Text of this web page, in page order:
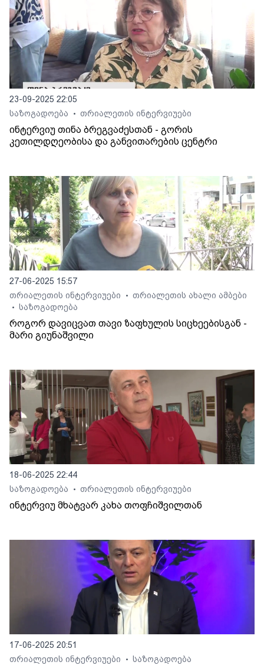
23-09-2025 22:05
საზოგადოება
• თრიალეთის ინტერვიუები
ინტერვიუ თინა ბრეგვაძესთან - გორის
კეთილდღეობისა და განვითარების ცენტრი
27-06-2025 15:57
თრიალეთის ინტერვიუები
• თრიალეთის ახალი ამბები
• საზოგადოება
როგორ დავიცვათ თავი ზაფხულის სიცხეებისგან -
მარი გიუნაშვილი
18-06-2025 22:44
საზოგადოება
• თრიალეთის ინტერვიუები
ინტერვიუ მხატვარ კახა თოფჩიშვილთან
17-06-2025 20:51
თრიალეთის ინტერვიუები
• საზოგადოება